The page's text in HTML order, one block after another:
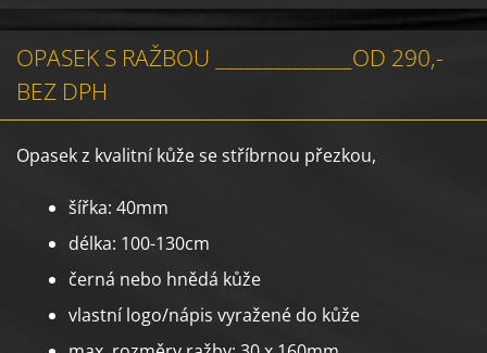
OPASEK S RAŽBOU ______________OD 290,-
BEZ DPH
Opasek z kvalitní kůže se stříbrnou přezkou,
šířka: 40mm
délka: 100-130cm
černá nebo hnědá kůže
vlastní logo/nápis vyražené do kůže